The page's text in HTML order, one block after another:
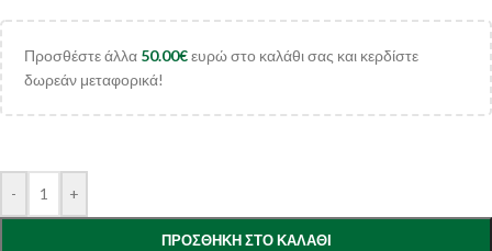
Προσθέστε άλλα 50.00€ευρώ στο καλάθι σας και κερδίστε
δωρεάν μεταφορικά!
- +
ΠΡΟΣΘΉΚΗ ΣΤΟ ΚΑΛΆΘΙ